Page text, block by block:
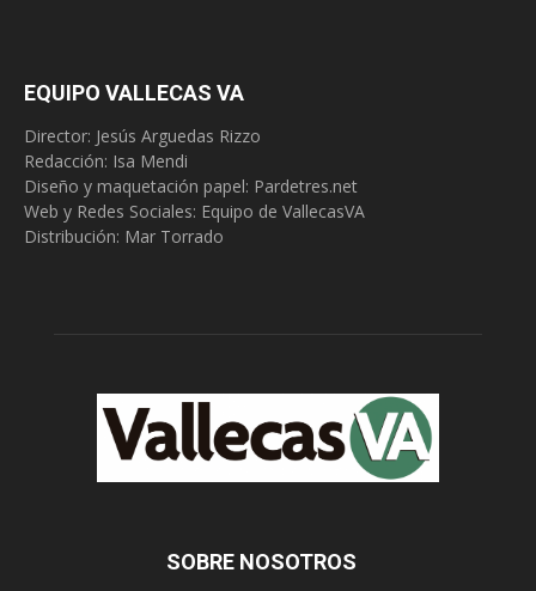
EQUIPO VALLECAS VA
Director: Jesús Arguedas Rizzo
Redacción: Isa Mendi
Diseño y maquetación papel: Pardetres.net
Web y Redes Sociales: Equipo de VallecasVA
Distribución: Mar Torrado
SOBRE NOSOTROS